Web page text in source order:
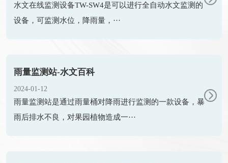
水文在线监测设备TW-SW4是可以进行全自动水文监测的
设备，可监测水位，降雨量，···
雨量监测站-水文百科
2024-01-12
雨量监测站是通过雨量桶对降雨进行监测的一款设备，暴
雨后排水不良，对果园植物造成一···